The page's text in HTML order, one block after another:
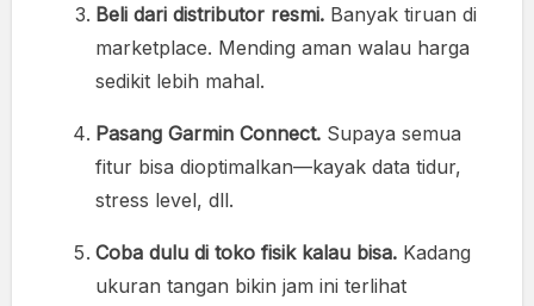
Beli dari distributor resmi. Banyak tiruan di
marketplace. Mending aman walau harga
sedikit lebih mahal.
Pasang Garmin Connect. Supaya semua
fitur bisa dioptimalkan—kayak data tidur,
stress level, dll.
Coba dulu di toko fisik kalau bisa. Kadang
ukuran tangan bikin jam ini terlihat